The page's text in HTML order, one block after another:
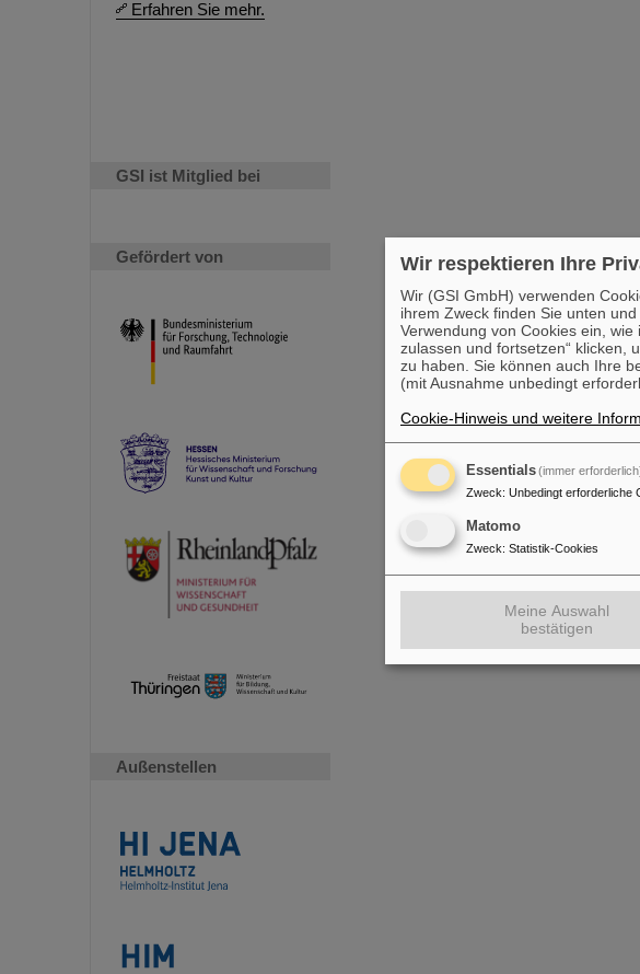
Erfahren Sie mehr.
GSI ist Mitglied bei
Gefördert von
Außenstellen
Wir respektieren Ihre
Wir (GSI GmbH) verwenden
ihrem Zweck finden Sie unten
Verwendung von Cookies ein,
zulassen und fortsetzen“ klicken,
zu haben. Sie können auch Ihre
(mit Ausnahme unbedingt
Cookie-Hinweis und weitere
Essentials(immer
Zweck: Unbedingt erforderliche
Matomo
Zweck: Statistik-Cookies
Meine Auswahl
bestätigen